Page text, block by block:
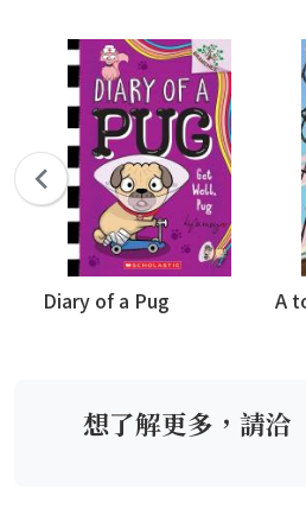
Diary of a Pug A
想了解更多，請洽